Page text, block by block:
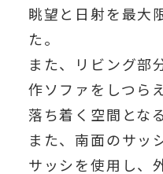
眺望と日射を最大
た。
また、リビング部
作ソファをしつら
落ち着く空間とな
また、南面のサッ
サッシを使用し、